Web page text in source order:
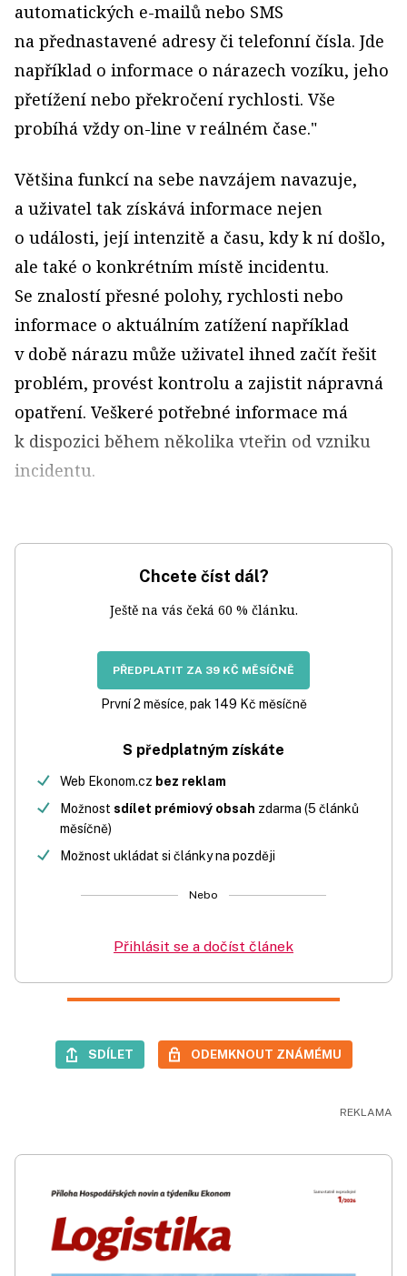
automatických e-mailů nebo SMS
na přednastavené adresy či telefonní čísla. Jde
například o informace o nárazech vozíku, jeho
přetížení nebo překročení rychlosti. Vše
probíhá vždy on-line v reálném čase."
Většina funkcí na sebe navzájem navazuje,
a uživatel tak získává informace nejen
o události, její intenzitě a času, kdy k ní došlo,
ale také o konkrétním místě incidentu.
Se znalostí přesné polohy, rychlosti nebo
informace o aktuálním zatížení například
v době nárazu může uživatel ihned začít řešit
problém, provést kontrolu a zajistit nápravná
opatření. Veškeré potřebné informace má
k dispozici během několika vteřin od vzniku
incidentu.
Chcete číst dál?
Ještě na vás čeká 60 % článku.
PŘEDPLATIT ZA 39 KČ MĚSÍČNĚ
První 2 měsíce, pak 149 Kč měsíčně
S předplatným získáte
Web Ekonom.cz bez reklam
Možnost sdílet prémiový obsah zdarma (5 článků
měsíčně)
Možnost ukládat si články na později
Nebo
Přihlásit se a dočíst článek
SDÍLET ODEMKNOUT ZNÁMÉMU